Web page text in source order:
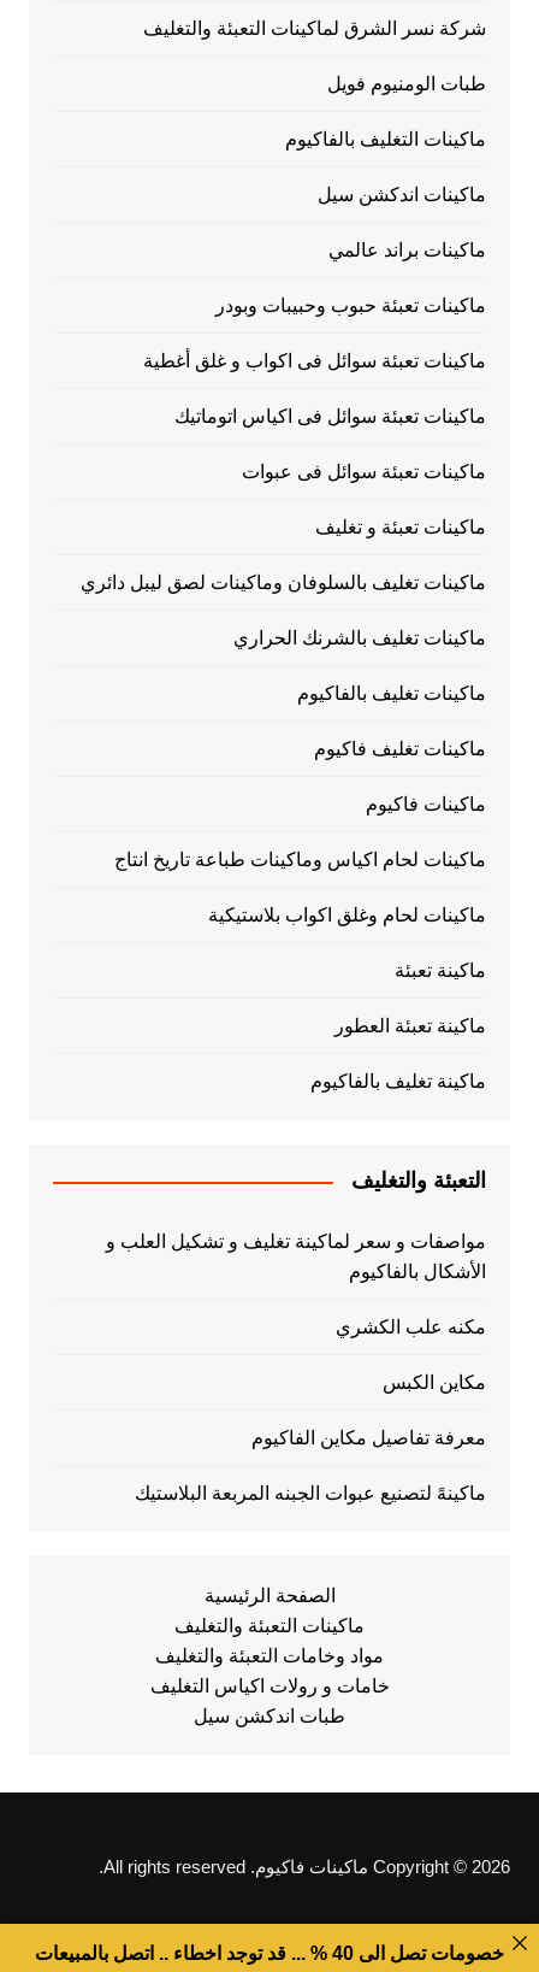
شركة نسر الشرق لماكينات التعبئة والتغليف
طبات الومنيوم فويل
ماكينات التغليف بالفاكيوم
ماكينات اندكشن سيل
ماكينات براند عالمي
ماكينات تعبئة حبوب وحبيبات وبودر
ماكينات تعبئة سوائل فى اكواب و غلق أغطية
ماكينات تعبئة سوائل فى اكياس اتوماتيك
ماكينات تعبئة سوائل فى عبوات
ماكينات تعبئة و تغليف
ماكينات تغليف بالسلوفان وماكينات لصق ليبل دائري
ماكينات تغليف بالشرنك الحراري
ماكينات تغليف بالفاكيوم
ماكينات تغليف فاكيوم
ماكينات فاكيوم
ماكينات لحام اكياس وماكينات طباعة تاريخ انتاج
ماكينات لحام وغلق اكواب بلاستيكية
ماكينة تعبئة
ماكينة تعبئة العطور
ماكينة تغليف بالفاكيوم
التعبئة والتغليف
مواصفات و سعر لماكينة تغليف و تشكيل العلب و
الأشكال بالفاكيوم
مكنه علب الكشري
مكاين الكبس
معرفة تفاصيل مكاين الفاكيوم
ماكينهً لتصنيع عبوات الجبنه المربعة البلاستيك
الصفحة الرئيسية
ماكينات التعبئة والتغليف
مواد وخامات التعبئة والتغليف
خامات و رولات اكياس التغليف
طبات اندكشن سيل
Copyright © 2026 ماكينات فاكيوم. All rights reserved.
خصومات تصل الى 40 % ... قد توجد اخطاء .. اتصل بالمبيعات